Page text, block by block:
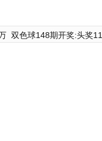
双色球148期开奖:头奖